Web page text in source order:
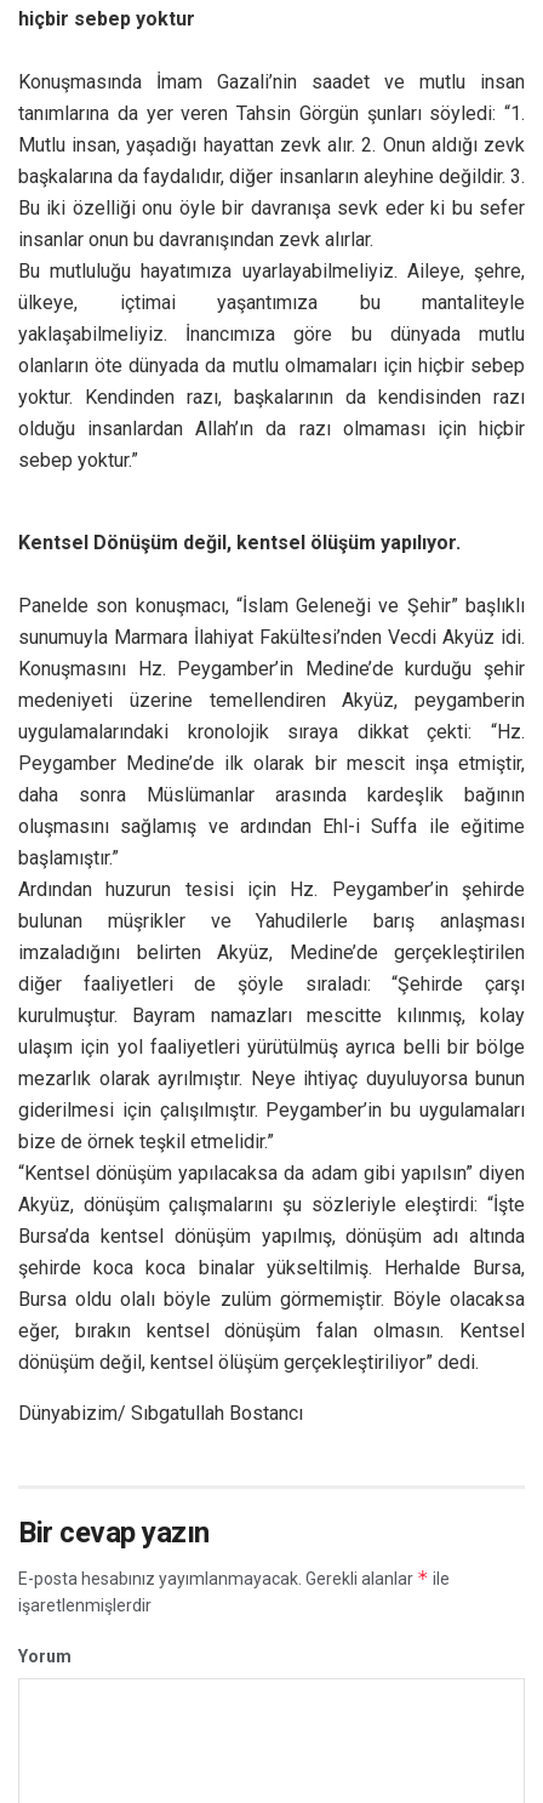
Mutlu insan, yaşadığı hayattan zevk alır. 2. Onun aldığı zevk
Bu iki özelliği onu öyle bir davranışa sevk eder ki bu sefer
insanlar onun bu davranışından zevk alırlar.
Bu mutluluğu hayatımıza uyarlayabilmeliyiz. Aileye, şehre,
ülkeye, içtimai yaşantımıza bu mantaliteyle
yaklaşabilmeliyiz. İnancımıza göre bu dünyada mutlu
olanların öte dünyada da mutlu olmamaları için hiçbir sebep
yoktur. Kendinden razı, başkalarının da kendisinden razı
olduğu insanlardan Allah’ın da razı olmaması için hiçbir
sebep yoktur.”
Kentsel Dönüşüm değil, kentsel ölüşüm yapılıyor.
Konuşmasını Hz. Peygamber’in Medine’de kurduğu şehir
uygulamalarındaki kronolojik sıraya dikkat çekti: “Hz.
Peygamber Medine’de ilk olarak bir mescit inşa etmiştir,
daha sonra Müslümanlar arasında kardeşlik bağının
oluşmasını sağlamış ve ardından Ehl-i Suffa ile eğitime
başlamıştır.”
Ardından huzurun tesisi için Hz. Peygamber’in şehirde
bulunan müşrikler ve Yahudilerle barış anlaşması
imzaladığını belirten Akyüz, Medine’de gerçekleştirilen
diğer faaliyetleri de şöyle sıraladı: “Şehirde çarşı
kurulmuştur. Bayram namazları mescitte kılınmış, kolay
ulaşım için yol faaliyetleri yürütülmüş ayrıca belli bir bölge
mezarlık olarak ayrılmıştır. Neye ihtiyaç duyuluyorsa bunun
giderilmesi için çalışılmıştır. Peygamber’in bu uygulamaları
bize de örnek teşkil etmelidir.”
“Kentsel dönüşüm yapılacaksa da adam gibi yapılsın” diyen
Akyüz, dönüşüm çalışmalarını şu sözleriyle eleştirdi: “İşte
Bursa’da kentsel dönüşüm yapılmış, dönüşüm adı altında
şehirde koca koca binalar yükseltilmiş. Herhalde Bursa,
Bursa oldu olalı böyle zulüm görmemiştir. Böyle olacaksa
eğer, bırakın kentsel dönüşüm falan olmasın. Kentsel
dönüşüm değil, kentsel ölüşüm gerçekleştiriliyor” dedi.
Dünyabizim/ Sıbgatullah Bostancı
Bir cevap yazın
Yorum